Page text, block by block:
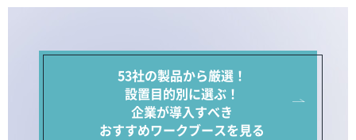
53社の製品から厳選！
設置目的別に選ぶ！
企業が導入すべき
おすすめワークブースを見る